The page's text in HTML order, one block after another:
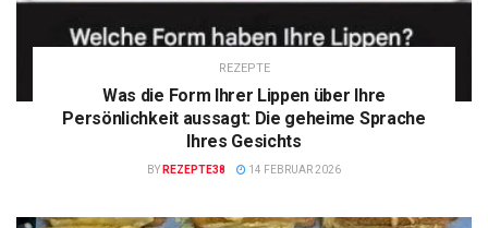
REZEPTE
Was die Form Ihrer Lippen über Ihre
Persönlichkeit aussagt: Die geheime Sprache
Ihres Gesichts
BY REZEPTE38 14 FEBRUAR 2026